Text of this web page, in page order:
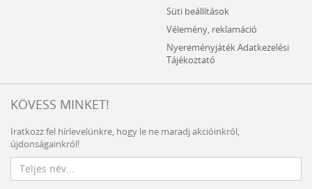
Süti beállítások
Vélemény, reklamáció
Nyereményjáték Adatkezelési
Tájékoztató
KÖVESS MINKET!
Iratkozz fel hírlevelünkre, hogy le ne maradj akcióinkról,
újdonságainkról!